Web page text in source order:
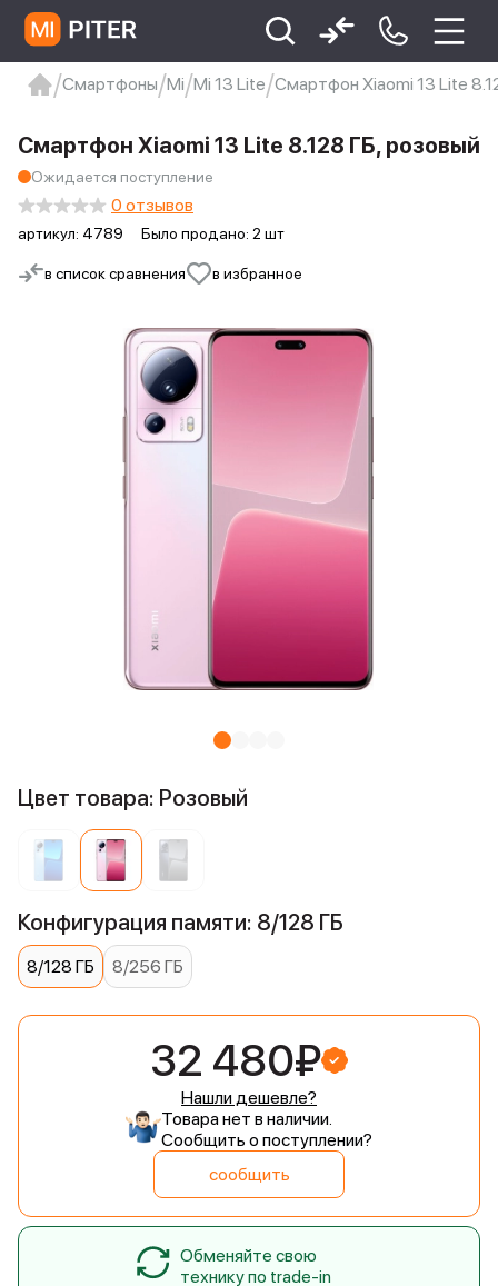
Xiaomi 9 про
xiaomi redmi 12c
Смартфоны Mi Mi 13 Lite Смартфон Xiaomi 13 Lite
в список сравнения в избранное
Смартфон Xiaomi 13 Lite 8.128 ГБ, розовый
Ожидается поступление
артикул: 4789 Было продано: 2 шт
0 отзывов
Цвет товара: Розовый
Конфигурация памяти: 8/128 ГБ
8/128 ГБ 8/256 ГБ
32 480₽
Нашли дешевле?
Товара нет в наличии.
Сообщить о поступлении?
сообщить
Обменяйте свою
технику по trade-in